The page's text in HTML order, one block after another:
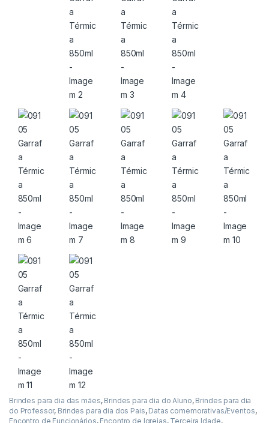
Brindes para dia das mães, Brindes para dia do Aluno, Brindes para dia
do Professor, Brindes para dia dos Pais, Datas comemorativas/Eventos,
Encontro de Funcionários, Encontro de Igrejas, Terceira Idade,